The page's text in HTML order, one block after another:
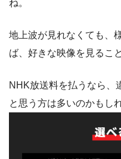
ね。
地上波が見れなくても、
ば、好きな映像を見るこ
NHK放送料を払うなら、
と思う方は多いのかもし